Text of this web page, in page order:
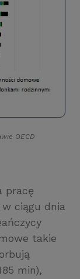
OECD
pracę
ciągu dnia
takie
min),